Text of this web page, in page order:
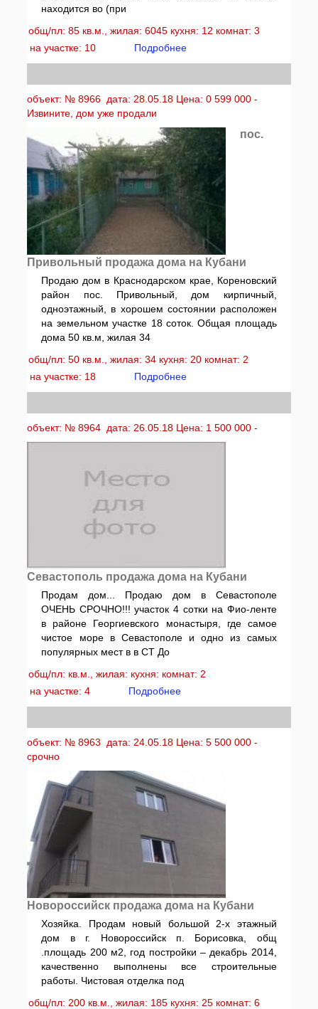
находится во (при
общ/пл: 85 кв.м., жилая: 6045 кухня: 12 комнат: 3
на участке: 10
Подробнее
объект: № 8966 дата: 28.05.18 Цена: 0 599 000 -
Извините, дом уже продали
пос.
Привольный продажа дома на Кубани
Продаю дом в Краснодарском крае, Кореновский
район пос. Привольный, дом кирпичный,
одноэтажный, в хорошем состоянии расположен
на земельном участке 18 соток. Общая площадь
дома 50 кв.м, жилая 34
общ/пл: 50 кв.м., жилая: 34 кухня: 20 комнат: 2
на участке: 18
Подробнее
объект: № 8964 дата: 26.05.18 Цена: 1 500 000 -
Севастополь продажа дома на Кубани
Продам дом... Продаю дом в Севастополе
ОЧЕНЬ СРОЧНО!!! участок 4 сотки на Фио-ленте
в районе Георгиевского монастыря, где самое
чистое море в Севастополе и одно из самых
популярных мест в в СТ До
общ/пл: кв.м., жилая: кухня: комнат: 2
на участке: 4
Подробнее
объект: № 8963 дата: 24.05.18 Цена: 5 500 000 -
срочно
Новороссийск продажа дома на Кубани
Хозяйка. Продам новый большой 2-х этажный
дом в г. Новороссийск п. Борисовка, общ
.площадь 200 м2, год постройки – декабрь 2014,
качественно выполнены все строительные
работы. Чистовая отделка под
общ/пл: 200 кв.м., жилая: 185 кухня: 25 комнат: 6